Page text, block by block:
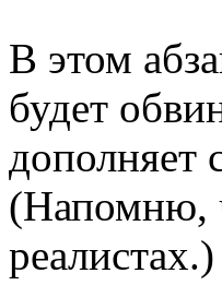
В этом
будет
дополняет
(Напомню,
реалистах.)